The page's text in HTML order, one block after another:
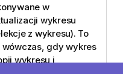
w
wykresu
z wykresu). To
gdy wykres
wykresu i